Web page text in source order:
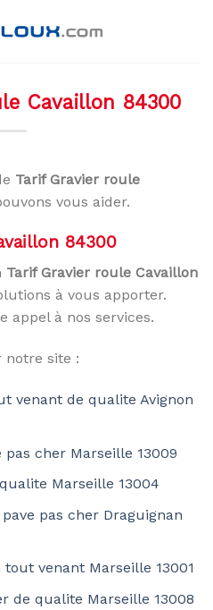
Cavaillon 84300
Tarif Gravier roule
vous aider.
84300
Tarif Gravier roule Cavaillon
à vous apporter.
appel à nos services.
notre site :
venant de qualite Avignon
cher Marseille 13009
Marseille 13004
pas cher Draguignan
venant Marseille 13001
de qualite Marseille 13008